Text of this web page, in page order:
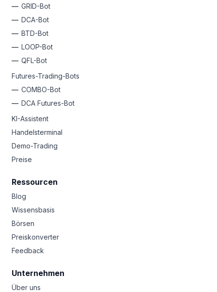
GRID-Bot
DCA-Bot
BTD-Bot
LOOP-Bot
QFL-Bot
Futures-Trading-Bots
COMBO-Bot
DCA Futures-Bot
KI-Assistent
Handelsterminal
Demo-Trading
Preise
Ressourcen
Blog
Wissensbasis
Börsen
Preiskonverter
Feedback
Unternehmen
Über uns